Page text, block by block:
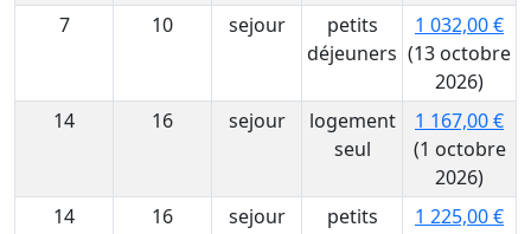
7
10 sejour
petits
déjeuners
1 032,00 €
(13 octobre
2026)
14
16 sejour
logement
seul
1 167,00 €
(1 octobre
2026)
14
16 sejour
petits
1 225,00 €